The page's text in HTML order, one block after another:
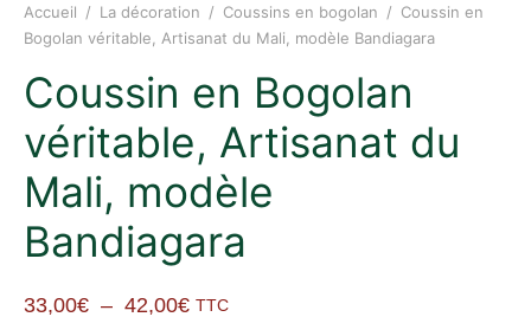
Accueil / La décoration / Coussins en bogolan / Coussin en
Bogolan véritable, Artisanat du Mali, modèle Bandiagara
Coussin en Bogolan
véritable, Artisanat du
Mali, modèle
Bandiagara
33,00€ – 42,00€Plage
TTC